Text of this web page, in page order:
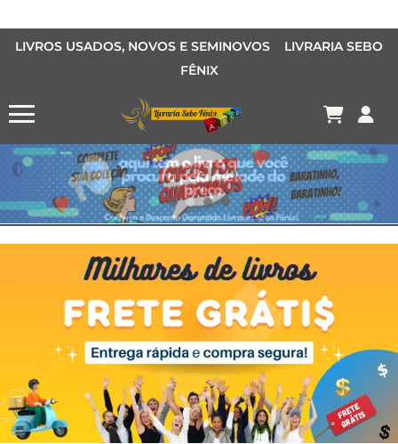
LIVROS USADOS, NOVOS E SEMINOVOS LIVRARIA SEBO
FÊNIX
Conheça o Desconto Garantido de livros Sebo Fênix!
OFERTA HISTORIAS EM QUADRINHOS
OFERTA MANGÁS
MANGÁS BARATOS